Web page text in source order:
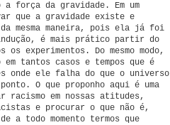
força da gravidade. Em um
que a gravidade existe e
mesma maneira, pois ela já foi
é mais prático partir do
experimentos. Do mesmo modo,
tantos casos e tempos que é
onde ele falha do que o universo
O que proponho aqui é uma
racismo em nossas atitudes,
e procurar o que não é,
a todo momento termos que